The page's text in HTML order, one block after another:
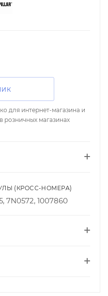
для интернет-магазина и
розничных магазинах
(КРОСС-НОМЕРА)
7N0572, 1007860